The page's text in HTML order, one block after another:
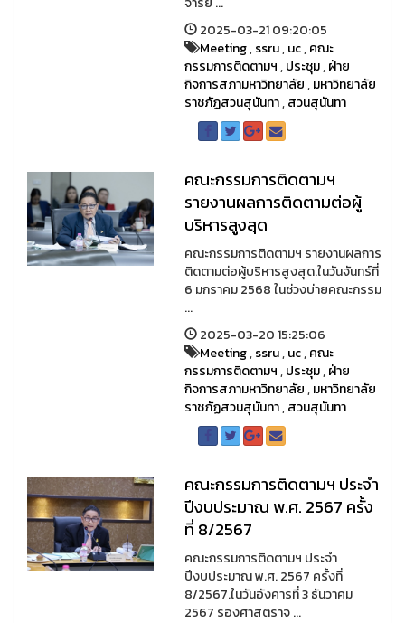
2025-03-21 09:20:05
Meeting,ssru,uc,คณะ
กรรมการติดตามฯ,ประชุม,ฝ่าย
กิจการสภามหาวิทยาลัย,มหาวิทยาลัย
ราชภัฏสวนสุนันทา,สวนสุนันทา
คณะกรรมการติดตามฯ
รายงานผลการติดตามต่อผู้
บริหารสูงสุด
คณะกรรมการติดตามฯ รายงานผลการ
ติดตามต่อผู้บริหารสูงสุด.ในวันจันทร์ที่
6 มกราคม 2568 ในช่วงบ่ายคณะกรรม
...
2025-03-20 15:25:06
Meeting,ssru,uc,คณะ
กรรมการติดตามฯ,ประชุม,ฝ่าย
กิจการสภามหาวิทยาลัย,มหาวิทยาลัย
ราชภัฏสวนสุนันทา,สวนสุนันทา
คณะกรรมการติดตามฯ ประจำ
ปีงบประมาณ พ.ศ. 2567 ครั้ง
ที่ 8/2567
คณะกรรมการติดตามฯ ประจำ
ปีงบประมาณ พ.ศ. 2567 ครั้งที่
8/2567.ในวันอังคารที่ 3 ธันวาคม
2567 รองศาสตราจ ...